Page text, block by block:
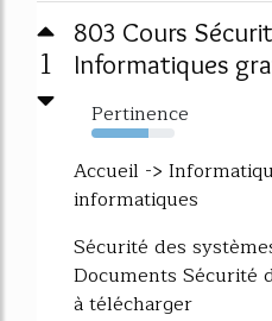
1
803 Cours
Informatiques
Pertinence
68%
Accueil ->
informatiques
Sécurité des
Documents Sécurité
à télécharger